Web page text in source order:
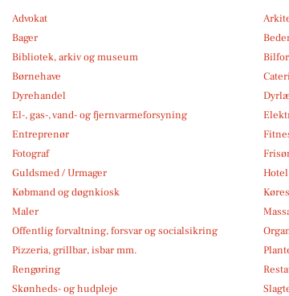
Advokat
Bager
Bibliotek, arkiv og museum
Børnehave
Dyrehandel
El-, gas-, vand- og fjernvarmeforsyning
Entreprenør
Fotograf
Guldsmed / Urmager
Hotel
Købmand og døgnkiosk
Maler
Offentlig forvaltning, forsvar og socialsikring
Pizzeria, grillbar, isbar mm.
Rengøring
Skønheds- og hudpleje